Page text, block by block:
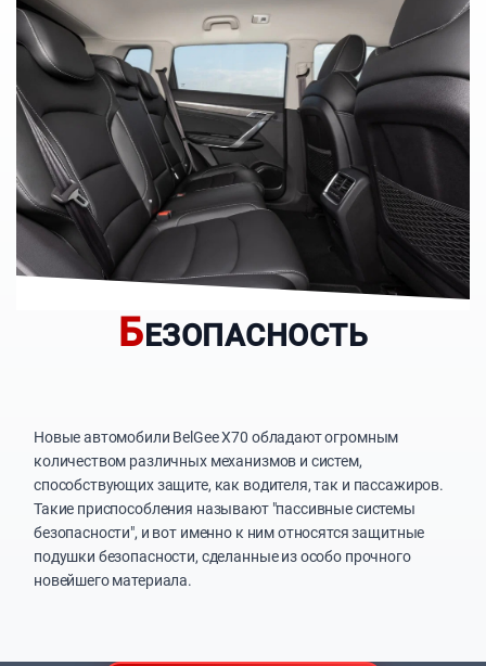
БЕЗОПАСНОСТЬ
Новые автомобили BelGee X70 обладают огромным
количеством различных механизмов и систем,
способствующих защите, как водителя, так и пассажиров.
Такие приспособления называют "пассивные системы
безопасности", и вот именно к ним относятся защитные
подушки безопасности, сделанные из особо прочного
новейшего материала.